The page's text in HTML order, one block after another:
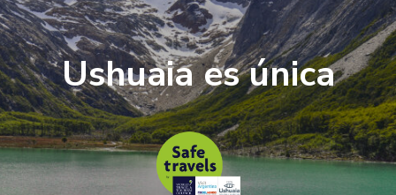
Ushuaia es única